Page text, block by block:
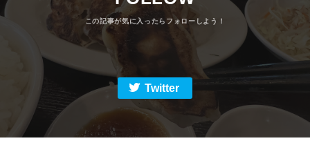
Twitter